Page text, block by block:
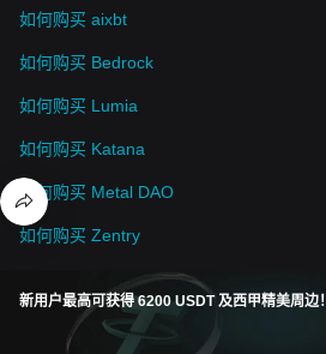
如何购买 aixbt
如何购买 Bedrock
如何购买 Lumia
如何购买 Katana
如何购买 Metal DAO
如何购买 Zentry
如何购买 Phala Network
如何购买 pippin
新用户最高可获得 6200 USDT 及西甲精美周边！